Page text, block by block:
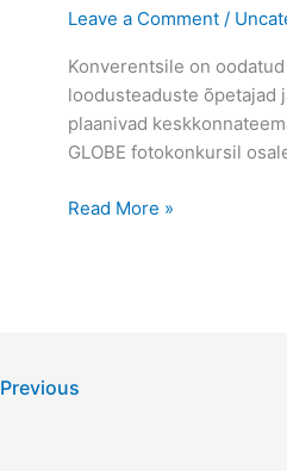
Leave a Comment /
Konverentsile on
loodusteaduste õpetajad
plaanivad
GLOBE fotokonkursil
GLOBE
Read More »
Previous